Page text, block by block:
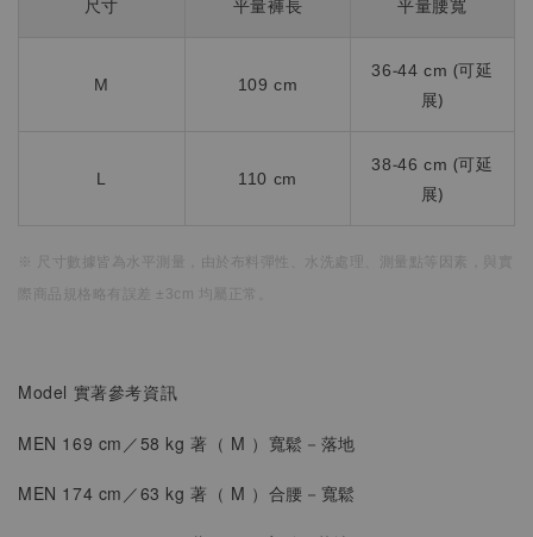
尺寸 平量褲長 平量腰寬
M 109 cm
36-44 cm (可延
展)
L 110 cm
38-46 cm (可延
展)
※ 尺寸數據皆為水平測量， 由於布料彈性、水洗處理、測量點等因素，
際商品規格略有誤差 ±3cm 均屬正常。
Model 實著參考資訊
MEN 169 cm／58 kg 著（ M ） 寬鬆 －落地
MEN 174 cm／63 kg 著（ M ）合腰 － 寬鬆